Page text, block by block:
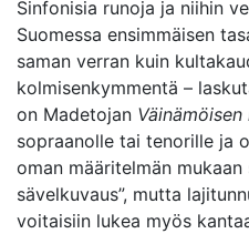
Sinfonisia runoja ja niihin
Suomessa ensimmäisen
saman verran kuin
kolmisenkymmentä –
on Madetojan
sopraanolle tai tenorille ja
oman määritelmän mukaan
sävelkuvaus”, mutta
voitaisiin lukea myös